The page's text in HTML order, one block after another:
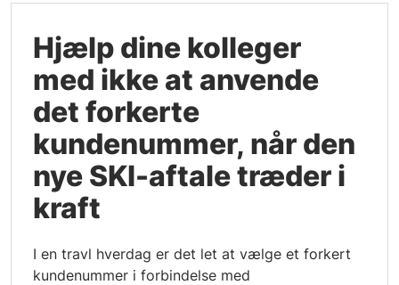
Hjælp dine kolleger
med ikke at anvende
det forkerte
kundenummer, når den
nye SKI-aftale træder i
kraft
I en travl hverdag er det let at vælge et forkert
kundenummer i forbindelse med